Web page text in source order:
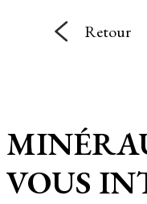
Retour
VOUS